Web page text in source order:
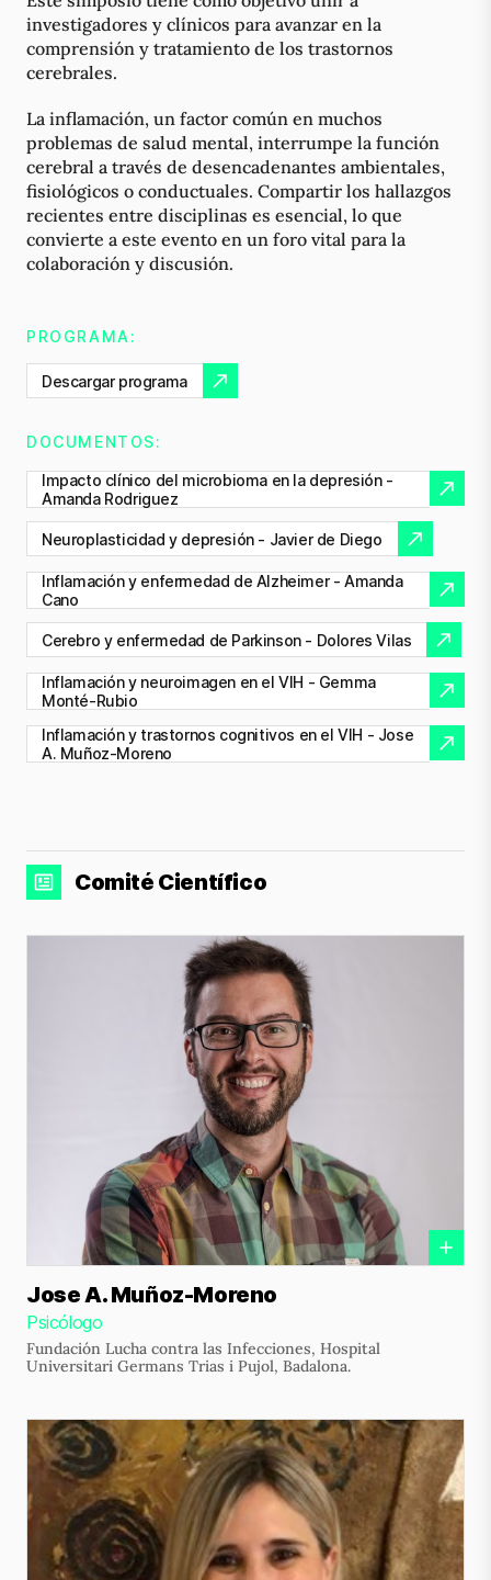
investigadores y clínicos para avanzar en la
comprensión y tratamiento de los trastornos
cerebrales.
La inflamación, un factor común en muchos
problemas de salud mental, interrumpe la función
cerebral a través de desencadenantes ambientales,
fisiológicos o conductuales. Compartir los hallazgos
recientes entre disciplinas es esencial, lo que
convierte a este evento en un foro vital para la
colaboración y discusión.
PROGRAMA:
Descargar programa
DOCUMENTOS:
Impacto clínico del microbioma en la depresión -
Amanda Rodriguez
Neuroplasticidad y depresión - Javier de Diego
Inflamación y enfermedad de Alzheimer - Amanda
Cano
Cerebro y enfermedad de Parkinson - Dolores Vilas
Inflamación y neuroimagen en el VIH - Gemma
Monté-Rubio
Inflamación y trastornos cognitivos en el VIH - Jose
A. Muñoz-Moreno
Comité Científico
Jose A. Muñoz-Moreno
Psicólogo
Fundación Lucha contra las Infecciones, Hospital
Universitari Germans Trias i Pujol, Badalona.